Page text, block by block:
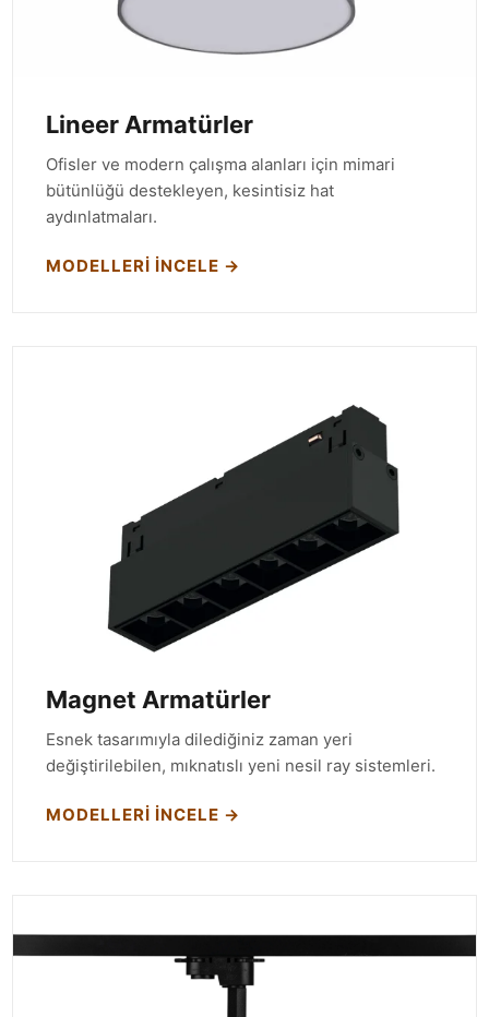
Lineer Armatürler
Ofisler ve modern çalışma alanları için mimari
bütünlüğü destekleyen, kesintisiz hat
aydınlatmaları.
MODELLERI İNCELE →
Magnet Armatürler
Esnek tasarımıyla dilediğiniz zaman yeri
değiştirilebilen, mıknatıslı yeni nesil ray sistemleri.
MODELLERI İNCELE →